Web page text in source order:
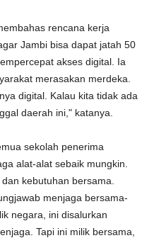
rencana kerja
Jambi bisa dapat jatah 50
akses digital. Ia
merasakan merdeka.
digital. Kalau kita tidak ada
daerah ini," katanya.
sekolah penerima
alat-alat sebaik mungkin.
kebutuhan bersama.
menjaga bersama-
negara, ini disalurkan
Tapi ini milik bersama,